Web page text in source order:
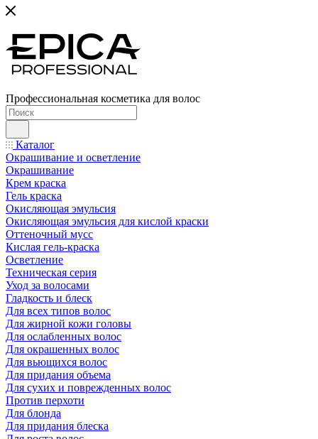
Профессиональная косметика для волос
Каталог
Окрашивание и осветление
Окрашивание
Крем краска
Гель краска
Окисляющая эмульсия
Окисляющая эмульсия для кислой краски
Оттеночный мусс
Кислая гель-краска
Осветление
Техническая серия
Уход за волосами
Гладкость и блеск
Для всех типов волос
Для жирной кожи головы
Для ослабленных волос
Для окрашенных волос
Для вьющихся волос
Для придания объема
Для сухих и поврежденных волос
Против перхоти
Для блонда
Для придания блеска